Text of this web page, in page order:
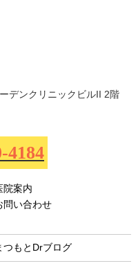
デンクリニックビルII 2階
4184
院案内
問い合わせ
つもとDrブログ